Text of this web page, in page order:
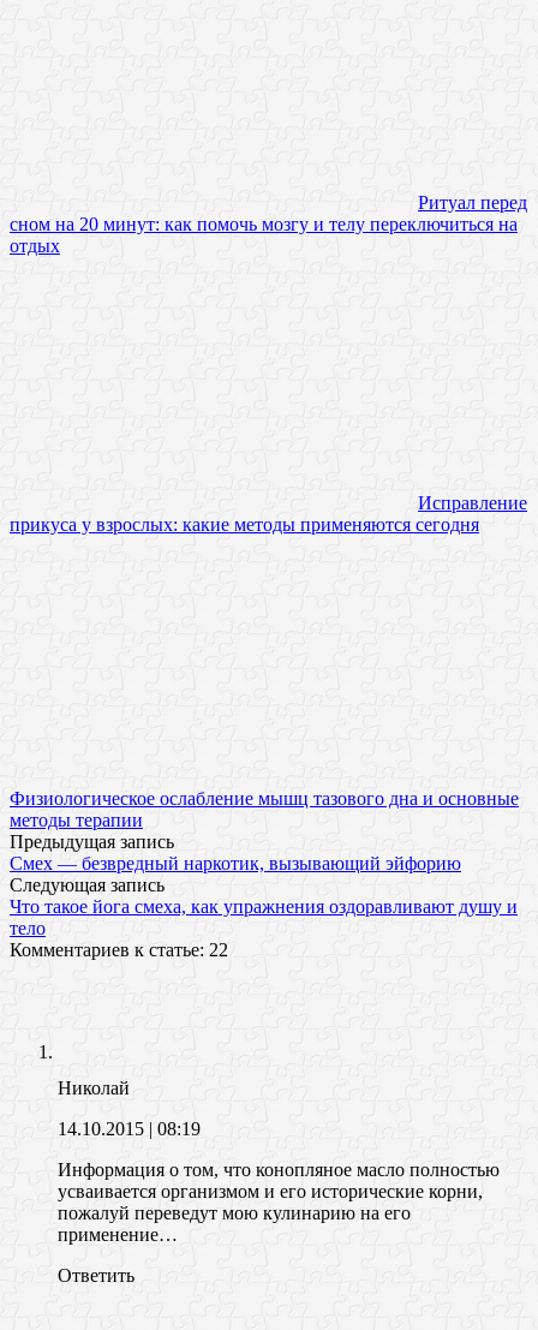
Ритуал перед
сном на 20 минут: как помочь мозгу и телу переключиться на
отдых
Исправление
прикуса у взрослых: какие методы применяются сегодня
Физиологическое ослабление мышц тазового дна и основные
методы терапии
Предыдущая запись
Смех — безвредный наркотик, вызывающий эйфорию
Следующая запись
Что такое йога смеха, как упражнения оздоравливают душу и
тело
Комментариев к статье: 22
Николай
14.10.2015 | 08:19
Информация о том, что конопляное масло полностью
усваивается организмом и его исторические корни,
пожалуй переведут мою кулинарию на его
применение…
Ответить